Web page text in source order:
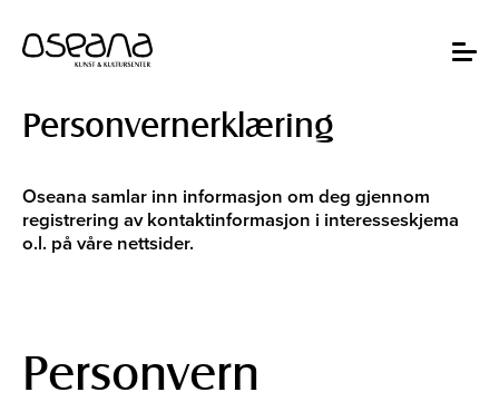
innhold
navigasjon
Toggle
Personvernerklæring
Oseana samlar inn informasjon om deg gjennom
registrering av kontaktinformasjon i interesseskjema
o.l. på våre nettsider.
Personvern